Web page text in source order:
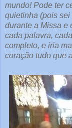
mundo! Pode ter
quietinha (pois
durante a Missa e
cada palavra,
completo, e iria
coração tudo que